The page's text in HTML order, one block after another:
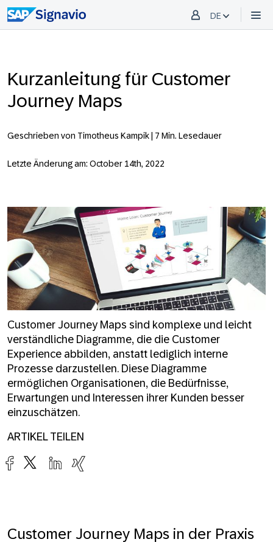
DE
Kurzanleitung für Customer
Journey Maps
Geschrieben von Timotheus Kampik | 7 Min. Lesedauer
Letzte Änderung am: October 14th, 2022
Customer Journey Maps sind komplexe und leicht
verständliche Diagramme, die die Customer
Experience abbilden, anstatt lediglich interne
Prozesse darzustellen. Diese Diagramme
ermöglichen Organisationen, die Bedürfnisse,
Erwartungen und Interessen ihrer Kunden besser
einzuschätzen.
ARTIKEL TEILEN
Customer Journey Maps in der Praxis